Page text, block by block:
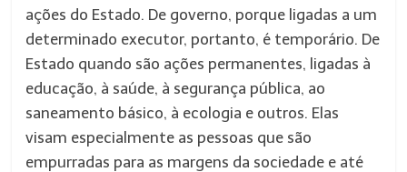
ações do Estado. De governo, porque ligadas a um
determinado executor, portanto, é temporário. De
Estado quando são ações permanentes, ligadas à
educação, à saúde, à segurança pública, ao
saneamento básico, à ecologia e outros. Elas
visam especialmente as pessoas que são
empurradas para as margens da sociedade e até